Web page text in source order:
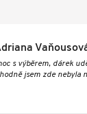
s výběrem, dárek
jsem zde nebyla